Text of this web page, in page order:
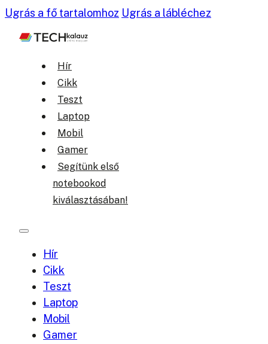
Ugrás a fő tartalomhoz Ugrás a lábléchez
Hír
Cikk
Teszt
Laptop
Mobil
Gamer
Segítünk első
notebookod
kiválasztásában!
Hír
Cikk
Teszt
Laptop
Mobil
Gamer